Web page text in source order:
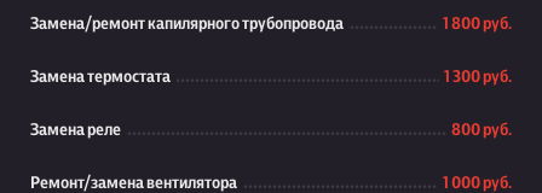
Замена/ремонт капилярного трубопровода 1 800 руб.
Замена термостата 1 300 руб.
Замена реле 800 руб.
Ремонт/замена вентилятора 1 000 руб.